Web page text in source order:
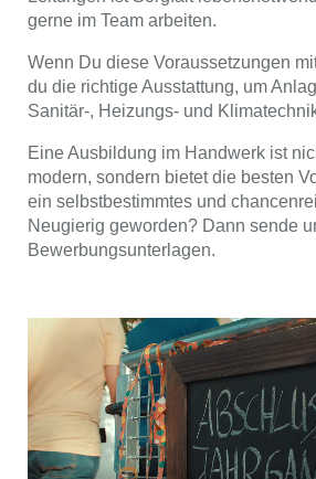
gerne im Team arbeiten.
Wenn Du diese Voraussetzungen
du die richtige Ausstattung, um
Sanitär-, Heizungs- und
Eine Ausbildung im Handwerk ist
modern, sondern bietet die besten
ein selbstbestimmtes und
Neugierig geworden? Dann sende
Bewerbungsunterlagen.